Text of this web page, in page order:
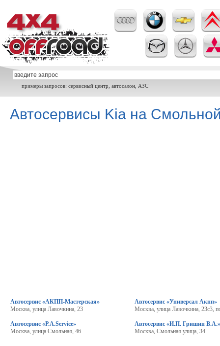
примеры запросов: сервисный центр, автосалон, АЗС
Автосервисы Kia на
Автосервис «АКПП-Мастерская»
Москва, улица Лавочкина, 23
Автосервис «P.A.Service»
Москва, улица Смольная, 46
Автосервис «Универсал Акпп»
Москва, улица Лавочкина, 23с3,
Автосервис «И.П. Гришин
Москва, Смольная улица, 34